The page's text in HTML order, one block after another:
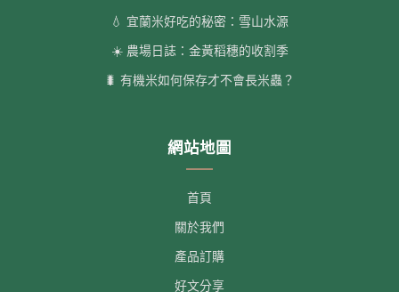
💧 宜蘭米好吃的秘密：雪山水源
☀️ 農場日誌：金黃稻穗的收割季
🐛 有機米如何保存才不會長米蟲？
網站地圖
首頁
關於我們
產品訂購
好文分享